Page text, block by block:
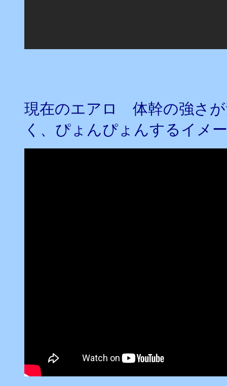
現在のエアロ 体幹の強さ
く、ぴょんぴょんするイメ